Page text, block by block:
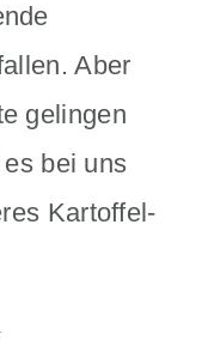
Aber
gelingen
bei uns
Kartoffel-